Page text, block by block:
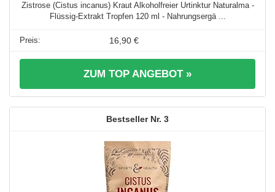
Zistrose (Cistus incanus) Kraut Alkoholfreier Urtinktur Naturalma -
Flüssig-Extrakt Tropfen 120 ml - Nahrungsergä ...
16,90 €
ZUM TOP ANGEBOT »
3